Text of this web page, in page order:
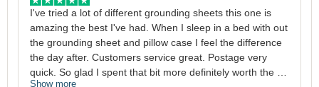
I've tried a lot of different grounding sheets this one is
amazing the best I've had. When I sleep in a bed with out
the grounding sheet and pillow case I feel the difference
the day after. Customers service great. Postage very
quick. So glad I spent that bit more definitely worth the
Show more